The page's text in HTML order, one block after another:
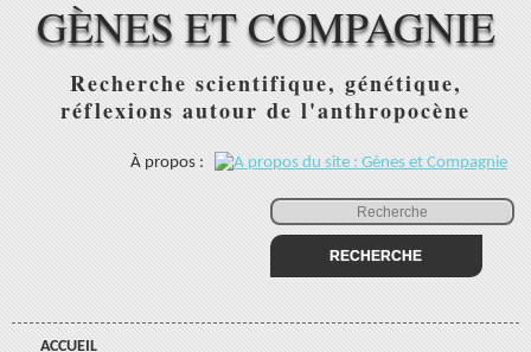
GÈNES ET COMPAGNIE
Recherche scientifique, génétique,
réflexions autour de l'anthropocène
À propos :
ACCUEIL